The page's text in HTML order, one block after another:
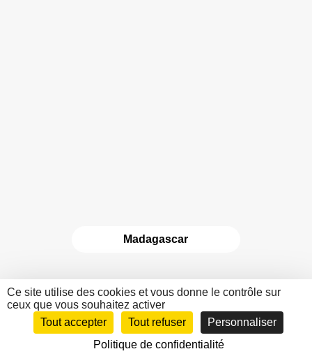
Madagascar
Ce site utilise des cookies et vous donne le contrôle sur
ceux que vous souhaitez activer
Tout accepter
Tout refuser
Personnaliser
Politique de confidentialité